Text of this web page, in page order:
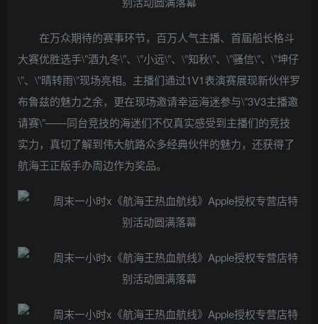
在万众期待的赛事环节，百万人气主播、首届船长格斗
大赛优胜选手\”酒九冬\”、\”小远\”、\”知秋\”、\”骚信\”、\”坤仔
\”、\”晴转雨\”现场亮相。主播们通过1V1表演赛展现新伙伴罗
布鲁兹的魅力之余，更在现场邀请幸运海迷参与\”3V3主播邀
请赛\”——同台竞技的海迷们不仅真实感受到主播们的竞技
实力，真切了解到伟大航路众多经典伙伴的魅力，还获得了
航海王正版手办周边作为奖品。